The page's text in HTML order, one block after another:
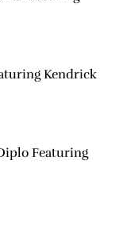
Kendrick
Featuring